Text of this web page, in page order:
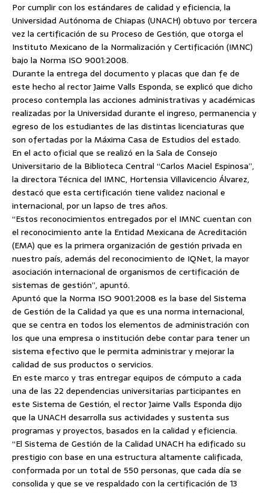
Por cumplir con los estándares de calidad y eficiencia, la
Universidad Autónoma de Chiapas (UNACH) obtuvo por tercera
vez la certificación de su Proceso de Gestión, que otorga el
Instituto Mexicano de la Normalización y Certificación (IMNC)
bajo la Norma ISO 9001:2008.
Durante la entrega del documento y placas que dan fe de
este hecho al rectorJaime Valls Esponda, se explicó que dicho
proceso contempla las acciones administrativas y académicas
realizadas por la Universidad durante el ingreso, permanencia y
egreso de los estudiantes de las distintas licenciaturas que
son ofertadas por la Máxima Casa de Estudios del estado.
En el acto oficial que se realizó en la Sala de Consejo
Universitario de la Biblioteca Central “Carlos Maciel Espinosa”,
la directora Técnica del IMNC, Hortensia Villavicencio Álvarez,
destacó que esta certificación tiene validez nacional e
internacional, por un lapso de tres años.
“Estos reconocimientos entregados por el IMNC cuentan con
el reconocimiento ante la Entidad Mexicana de Acreditación
(EMA) que es la primera organización de gestión privada en
nuestro país, además del reconocimiento de IQNet, la mayor
asociación internacional de organismos de certificación de
sistemas de gestión”, apuntó.
Apuntó que la Norma ISO 9001:2008 es la base del Sistema
de Gestión de la Calidad ya que es una norma internacional,
que se centra en todos los elementos de administración con
los que una empresa o institución debe contar para tener un
sistema efectivo que le permita administrar y mejorar la
calidad de sus productos o servicios.
En este marco y tras entregar equipos de cómputo a cada
una de las 22 dependencias universitarias participantes en
este Sistema de Gestión, el rector Jaime Valls Esponda dijo
que la UNACH desarrolla sus actividades y sustenta sus
programas y proyectos, basados en la calidad y eficiencia.
“El Sistema de Gestión de la Calidad UNACH ha edificado su
prestigio con base en una estructura altamente calificada,
conformada por un total de 550 personas, que cada día se
consolida y que se ve respaldado con la certificación de 13